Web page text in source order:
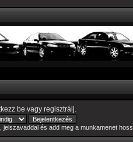
be vagy regisztrálj
jelszavaddal és add meg a munkamenet